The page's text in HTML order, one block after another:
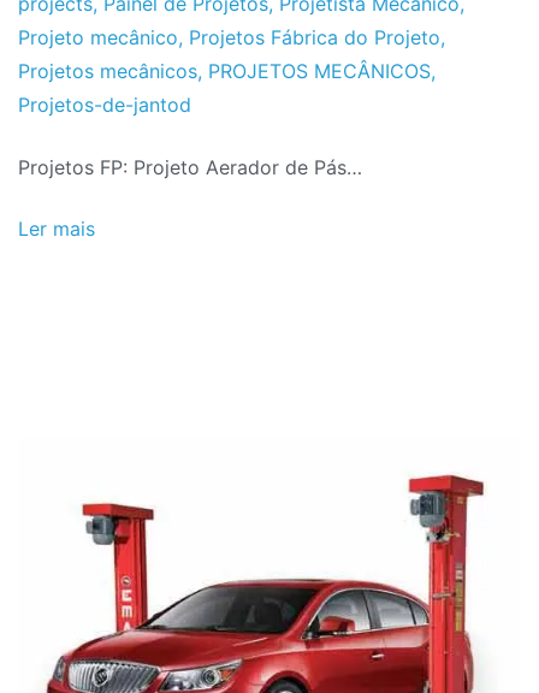
de
2016
Projeto mecânico, Projetos Fábrica do Projeto,
Projetos mecânicos, PROJETOS MECÂNICOS,
Projetos-de-jantod
Projetos FP: Projeto Aerador de Pás…
Ler mais